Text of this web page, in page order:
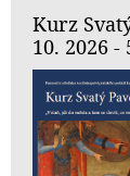
Kurz
10. 2026 -